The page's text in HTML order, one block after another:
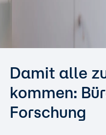
Damit alle
kommen:
Forschung